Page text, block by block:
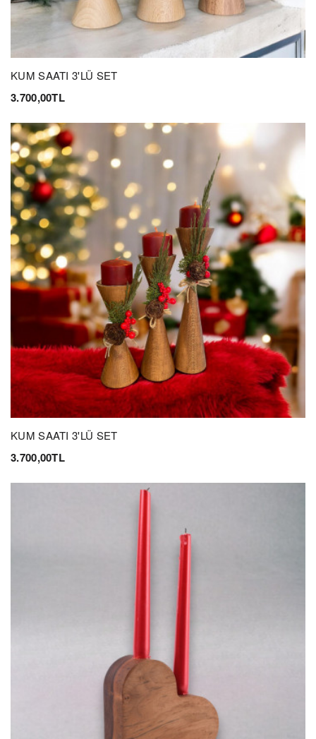
KUM SAATI 3'LÜ SET
3.700,00TL
KUM SAATI 3'LÜ SET
3.700,00TL